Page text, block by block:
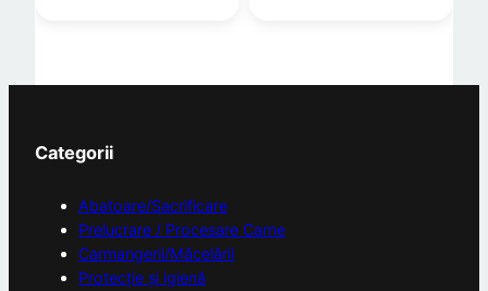
Categorii
Abatoare/Sacrificare
Prelucrare / Procesare Carne
Carmangerii/Măcelării
Protecție și igienă